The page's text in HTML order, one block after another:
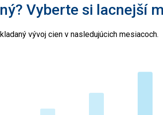
Vyberte si lacnejší
vývoj cien v nasledujúcich mesiacoch.